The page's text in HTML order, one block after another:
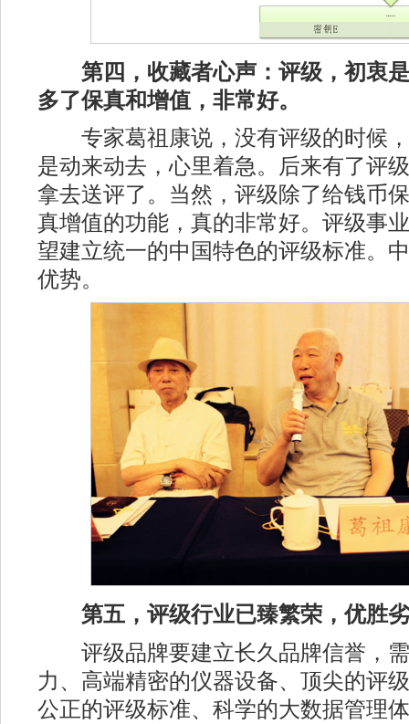
第四，收藏者心声：评级，初衷
多了保真和增值，非常好。
专家葛祖康说，没有评级的时候，
是动来动去，心里着急。后来有了评
拿去送评了。当然，评级除了给钱币
真增值的功能，真的非常好。评级事
望建立统一的中国特色的评级标准。
优势。
第五，评级行业已臻繁荣，优胜劣
评级品牌要建立长久品牌信誉，需
力、高端精密的仪器设备、顶尖的评
公正的评级标准、科学的大数据管理